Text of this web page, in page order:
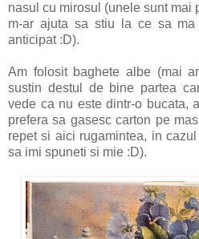
nasul cu mirosul (unele sunt mai
m-ar ajuta sa stiu la ce sa
anticipat :D).
Am folosit baghete albe (mai
sustin destul de bine partea
vede ca nu este dintr-o bucata,
prefera sa gasesc carton pe
repet si aici rugamintea, in
sa imi spuneti si mie :D).